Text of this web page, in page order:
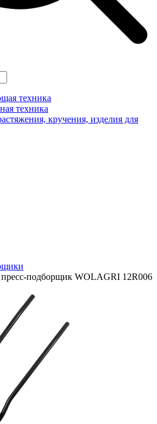
техника
техника
кручения, изделия для
подборщик WOLAGRI 12R006